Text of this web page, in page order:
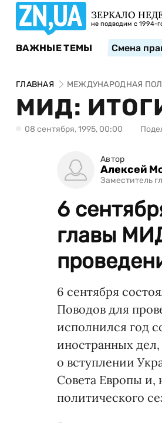
ЗЕРКАЛО
не подводим с 1994-
ВАЖНЫЕ ТЕМЫ Смена
ГЛАВНАЯ МЕЖДУНАРОДНАЯ
МИД:
08 сентября, 1995, 00:00
Автор
Алексей
Заместитель
6
главы
6 сентября
Поводов для
исполнился год
иностранных
о вступлении
Совета Европы и,
политического